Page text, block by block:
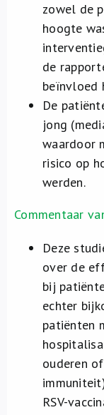
zowel de
hoogte
de
beïnvloed
De
jong
waardoor
risico op
werden.
Commentaar
Deze
over de
bij
echter
patiënten
ouderen
RSV-